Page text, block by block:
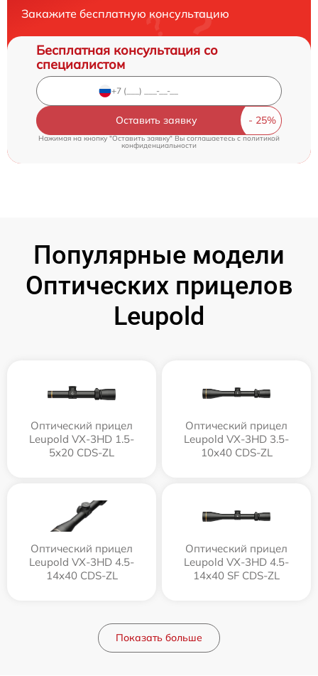
Закажите бесплатную консультацию
Бесплатная консультация со
специалистом
Оставить заявку
Нажимая на кнопку "Оставить заявку" Вы соглашаетесь cполитикой
конфиденциальности
Популярные модели
Оптических прицелов
Leupold
Оптический прицел
Leupold VX-3HD 1.5-
5x20 CDS-ZL
Оптический прицел
Leupold VX-3HD 3.5-
10x40 CDS-ZL
Оптический прицел
Leupold VX-3HD 4.5-
14x40 CDS-ZL
Оптический прицел
Leupold VX-3HD 4.5-
14x40 SF CDS-ZL
Показать больше